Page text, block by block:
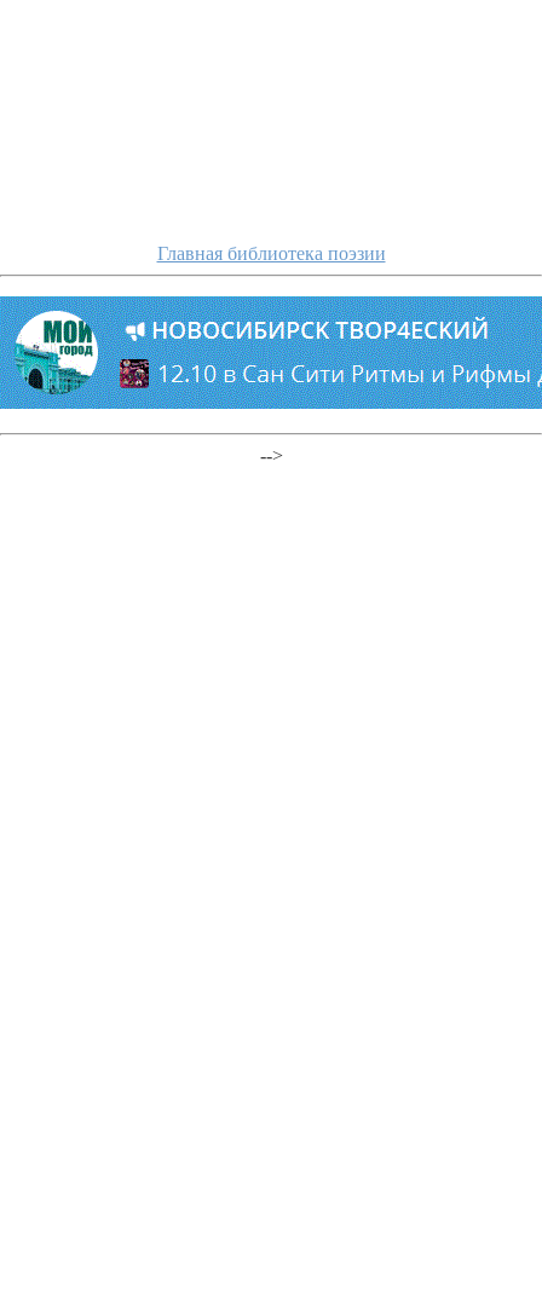
Главная библиотека поэзии
-->